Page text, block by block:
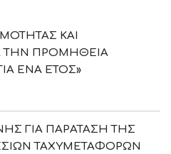
ΚΑΙ
ΤΗΝ ΠΡΟΜΗΘΕΙΑ
ΕΝΑ ΕΤΟΣ»
ΓΙΑ ΠΑΡΑΤΑΣΗ ΤΗΣ
ΤΑΧΥΜΕΤΑΦΟΡΩΝ